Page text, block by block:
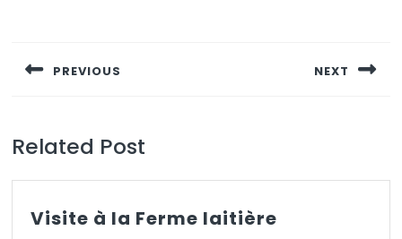
l’article
PREVIOUS NEXT
Related Post
Visite à la Ferme laitière